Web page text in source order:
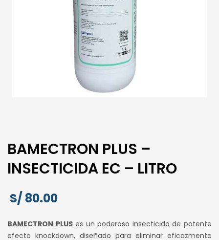
BAMECTRON PLUS –
INSECTICIDA EC – LITRO
S/ 80.00
BAMECTRON PLUSes un poderoso insecticida de potente
efecto knockdown, diseñado para eliminar eficazmente